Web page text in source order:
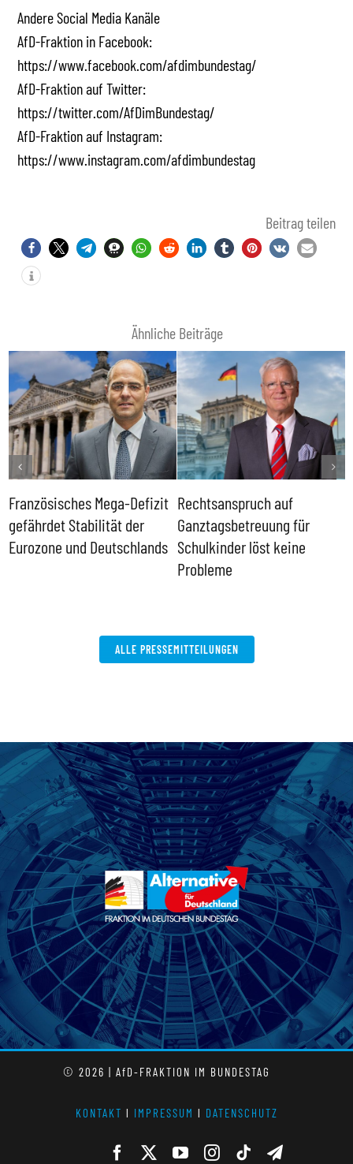
Andere Social Media Kanäle
AfD-Fraktion in Facebook:
https://www.facebook.com/afdimbundestag/
AfD-Fraktion auf Twitter:
https://twitter.com/AfDimBundestag/
AfD-Fraktion auf Instagram:
https://www.instagram.com/afdimbundestag
Beitrag teilen
Ähnliche Beiträge
Französisches Mega-Defizit
gefährdet Stabilität der
Eurozone und Deutschlands
Rechtsanspruch auf
Ganztagsbetreuung für
Schulkinder löst keine
Probleme
ALLE PRESSEMITTEILUNGEN
© 2026 | AfD-FRAKTION IM BUNDESTAG
KONTAKT l IMPRESSUM l DATENSCHUTZ